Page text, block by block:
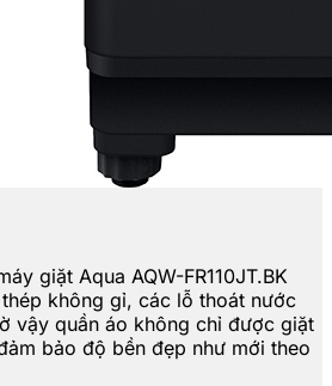
giặt Aqua AQW-FR110JT.BK
không gỉ, các lỗ thoát nước
vậy quần áo không chỉ được giặt
bảo độ bền đẹp như mới theo